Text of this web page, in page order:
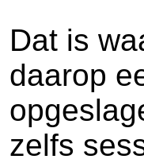
Dat is
daarop
zelfs